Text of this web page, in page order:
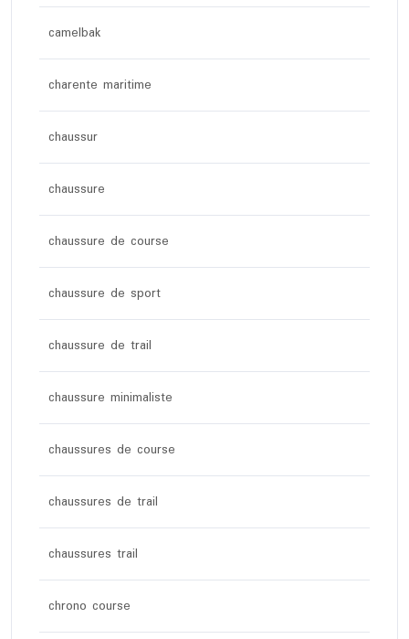
camelbak
charente maritime
chaussur
chaussure
chaussure de course
chaussure de sport
chaussure de trail
chaussure minimaliste
chaussures de course
chaussures de trail
chaussures trail
chrono course